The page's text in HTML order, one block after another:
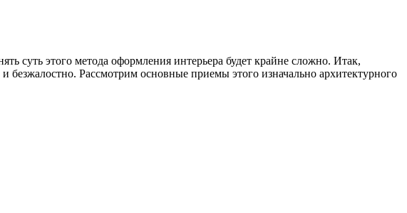
суть этого метода оформления интерьера будет крайне сложно. Итак,
Рассмотрим основные приемы этого изначально архитектурного